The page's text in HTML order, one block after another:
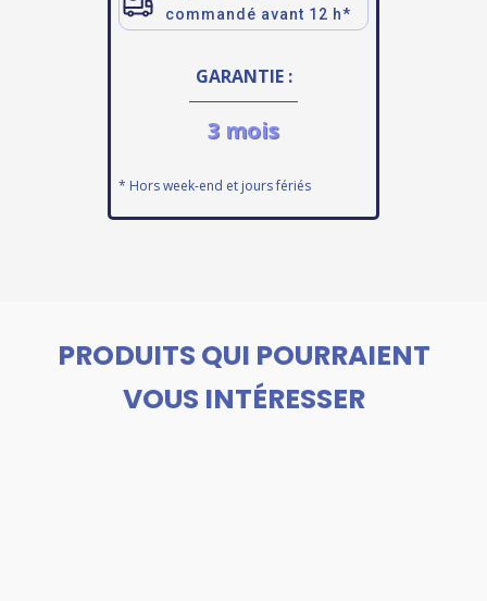
commandé avant 12 h*
GARANTIE :
3 mois
* Hors week-end et jours fériés
PRODUITS QUI POURRAIENT
VOUS INTÉRESSER